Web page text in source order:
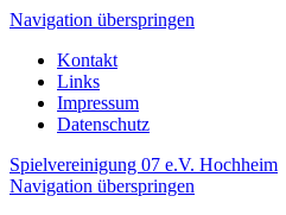
Navigation überspringen
Kontakt
Links
Impressum
Datenschutz
Spielvereinigung 07 e.V. Hochheim
Navigation überspringen